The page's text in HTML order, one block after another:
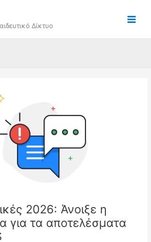
Δίκτυο
2026: Άνοιξε η
για τα αποτελέσματα